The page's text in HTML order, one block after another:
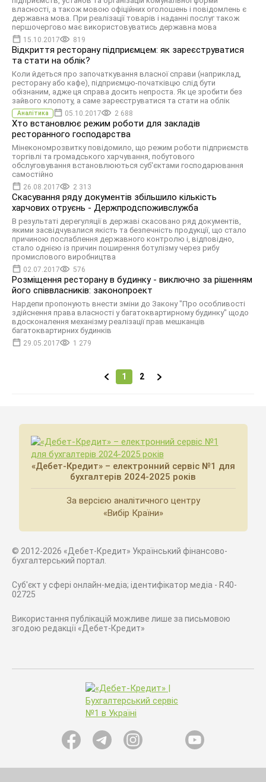
власності, а також мовою офіційних оголошень і повідомлень є
державна мова. При реалізації товарів і наданні послуг також
nершочергово має використовуватись державна мова
15.10.2017 819
Відкриття ресторану підприємцем: як зареєструватися
та стати на облік?
Коли йдеться про започаткування власної справи (наприклад,
ресторану або кафе), підприємцю-початківцю слід бути
обізнаним, адже ця справа досить непроста. Як це зробити без
зайвого клопоту, а саме зареєструватися та стати на облік
Аналітика 05.10.2017 2 688
Хто встановлює режим роботи для закладів
ресторанного господарства
Мінекономрозвитку повідомило, що режим роботи підприємств
торгівлі та громадського харчування, побутового
обслуговування встановлюються суб'єктами господарювання
самостійно
26.08.2017 2 313
Скасування ряду документів збільшило кількість
харчових отруєнь - Держпродспоживслужба
В результаті дерегуляції в державі скасовано ряд документів,
якими засвідчувалися якість та безпечність продукції, що стало
причиною послаблення державного контролю і, відповідно,
стало однією із причин поширення ботулізму через рибу
промислового виробництва
02.07.2017 576
Розміщення ресторану в будинку - виключно за рішенням
його співвласників: законопроект
Нардепи пропонують внести зміни до Закону "Про особливості
здійснення права власності у багатоквартирному будинку" щодо
вдосконалення механізму реалізації прав мешканців
багатоквартирних будинків
29.05.2017 1 279
1 2
«Дебет-Кредит» – електронний сервіс №1 для
бухгалтерів 2024-2025 років
За версією аналітичного центру
«Вибір Країни»
© 2012-2026 «Дебет-Кредит» Український фінансово-
бухгалтерський портал.
Суб'єкт у сфері онлайн-медіа; ідентифікатор медіа - R40-
02725
Використання публікацій можливе лише за письмовою
згодою редакції «Дебет-Кредит»